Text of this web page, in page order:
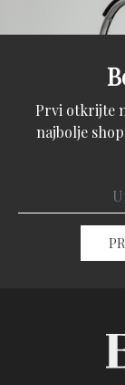
Prvi otkrijte
najbolje